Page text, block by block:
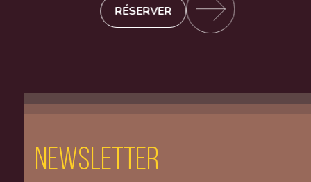
RÉSERVER
Newsletter